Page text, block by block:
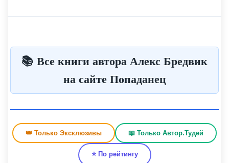
📚 Все книги автора Алекс Бредвик
на сайте Попаданец
👑 Только Эксклюзивы 📖 Только Автор.Тудей
⭐ По рейтингу